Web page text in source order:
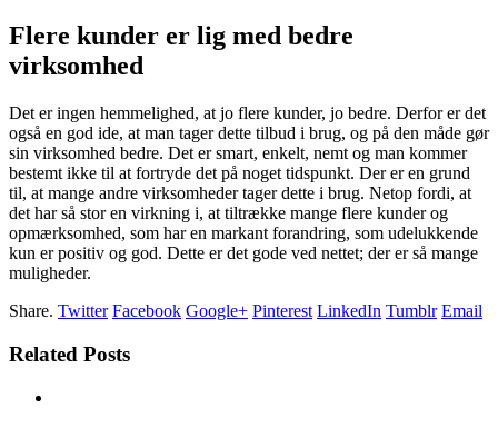
Flere kunder er lig med bedre
virksomhed
Det er ingen hemmelighed, at jo flere kunder, jo bedre. Derfor er det
også en god ide, at man tager dette tilbud i brug, og på den måde gør
sin virksomhed bedre. Det er smart, enkelt, nemt og man kommer
bestemt ikke til at fortryde det på noget tidspunkt. Der er en grund
til, at mange andre virksomheder tager dette i brug. Netop fordi, at
det har så stor en virkning i, at tiltrække mange flere kunder og
opmærksomhed, som har en markant forandring, som udelukkende
kun er positiv og god. Dette er det gode ved nettet; der er så mange
muligheder.
Share. Twitter Facebook Google+ Pinterest LinkedIn Tumblr Email
Related Posts